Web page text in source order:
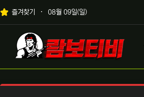
상단 네비
즐겨찾기 08월 09일(일)
메인 메뉴
로고